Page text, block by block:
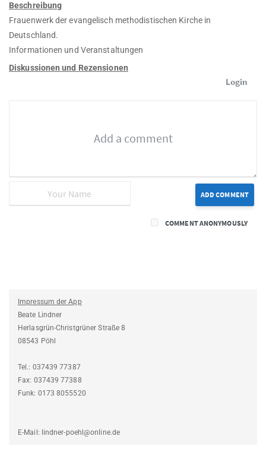
Beschreibung
Frauenwerk der evangelisch methodistischen Kirche in
Deutschland.
Informationen und Veranstaltungen
Diskussionen und Rezensionen
Login
ADD COMMENT
COMMENT ANONYMOUSLY
Impressum der App
Beate Lindner
Herlasgrün-Christgrüner Straße 8
08543 Pöhl
Tel.: 037439 77387
Fax: 037439 77388
Funk: 0173 8055520
E-Mail: lindner-poehl@online.de